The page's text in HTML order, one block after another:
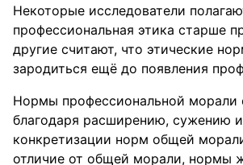
Некоторые исследователи
профессиональная этика старше
другие считают, что этические
зародиться ещё до появления
Нормы профессиональной морали
благодаря расширению, сужению
конкретизации норм общей
отличие от общей морали, нормы